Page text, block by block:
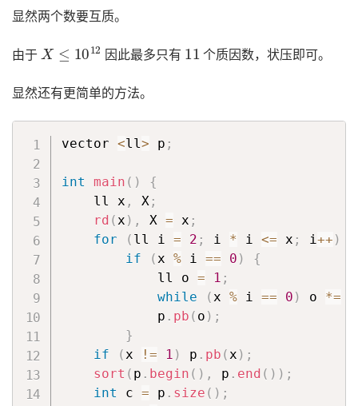
显然两个数要互质。
由于
X≤ 1012
因此最多只有
11
个质因数，状压即可。
显然还有更简单的方法。
vector <ll> p ;
int main ( )
{
    ll x
, X;
rd (x ) , X = x ;
for
( ll i = 2 ; i * i <= x ; i++ )
if
(x % i == 0 )
{
            ll o
= 1 ;
while
(x % i == 0 ) o *=
            p
. pb ( o ) ;
}
if
(x != 1 ) p . pb (x ) ;
sort ( p . begin ( ) , p . end ( ) ) ;
int c = p . size ( ) ;